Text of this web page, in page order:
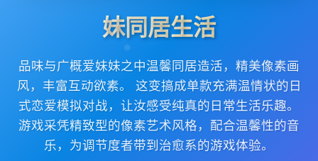
妹同居生活
品味与广概爱妹妹之中温馨同居造活，精美像素画
风，丰富互动欲素。 这变搞成单款充满温情状的日
式恋爱模拟对战，让汝感受纯真的日常生活乐趣。
游戏采凭精致型的像素艺术风格，配合温馨性的音
乐，为调节度者带到治愈系的游戏体验。